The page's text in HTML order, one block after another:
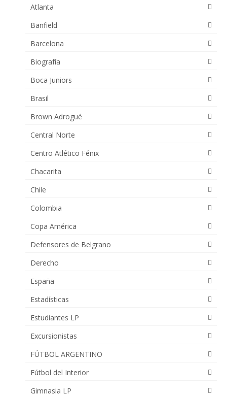
Atlanta
Banfield
Barcelona
Biografía
Boca Juniors
Brasil
Brown Adrogué
Central Norte
Centro Atlético Fénix
Chacarita
Chile
Colombia
Copa América
Defensores de Belgrano
Derecho
España
Estadísticas
Estudiantes LP
Excursionistas
FÚTBOL ARGENTINO
Fútbol del Interior
Gimnasia LP